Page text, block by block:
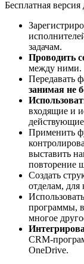
Бесплатная
задачам.
Проводить
между ними.
Передавать
занимая не
входящие и
Применить
выставить
повторение
Создать
отделам, для
программы,
многое
CRM-
OneDrive.